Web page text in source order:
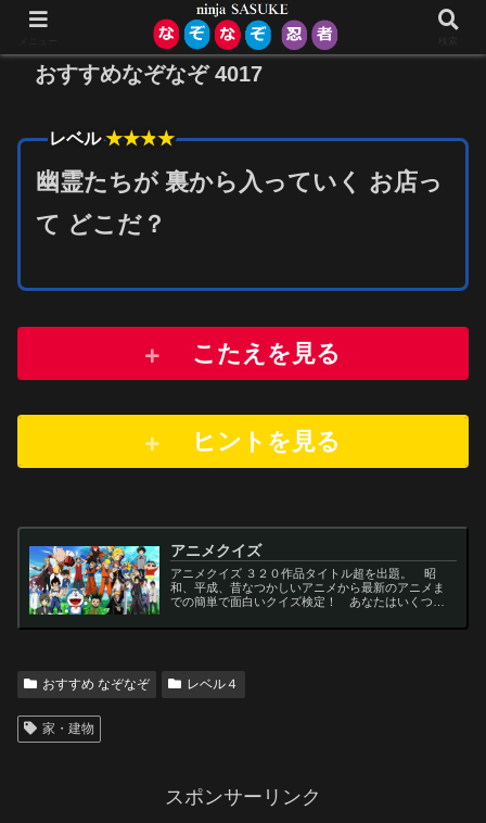
おすすめなぞなぞ 4017
レベル★★★★
幽霊たちが 裏から入っていく お店っ
て どこだ？
こたえを見る
ヒントを 見る
アニメクイズ
アニメクイズ ３２０作品タイトル超を出題。 昭
和、平成、昔なつかしいアニメから最新のアニメま
での簡単で面白いクイズ検定！ あなたはいくつわ
ど一問一答から3択・4択問題までの小学生の簡単問
おすすめ なぞなぞ レベル４
家・建物
スポンサーリンク